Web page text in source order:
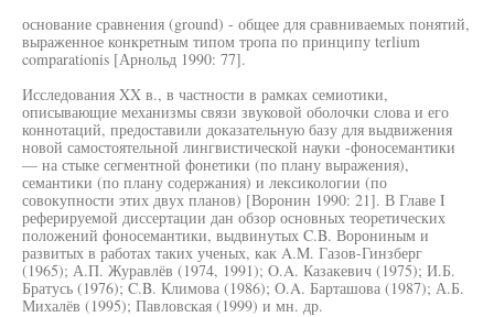
основание сравнения (ground) - общее для сравниваемых понятий,
выраженное конкретным типом тропа по принципу terlium
comparationis [Арнольд 1990: 77].
Исследования XX в., в частности в рамках семиотики,
описывающие механизмы связи звуковой оболочки слова и его
коннотаций, предоставили доказательную базу для выдвижения
новой самостоятельной лингвистической науки -фоносемантики
— на стыке сегментной фонетики (по плану выражения),
семантики (по плану содержания) и лексикологии (по
совокупности этих двух планов) [Воронин 1990: 21]. В Главе I
реферируемой диссертации дан обзор основных теоретических
положений фоносемантики, выдвинутых C.B. Ворониным и
развитых в работах таких ученых, как A.M. Газов-Гинзберг
(1965); А.П. Журавлёв (1974, 1991); O.A. Казакевич (1975); И.Б.
Братусь (1976); C.B. Климова (1986); O.A. Барташова (1987); А.Б.
Михалёв (1995); Павловская (1999) и мн. др.